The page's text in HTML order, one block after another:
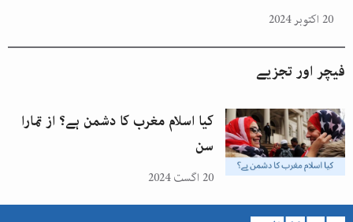
20 اکتوبر 2024
فیچر اور تجزیے
کیا اسلام مغرب کا دشمن ہے؟ از تمارا
سن
20 اگست 2024